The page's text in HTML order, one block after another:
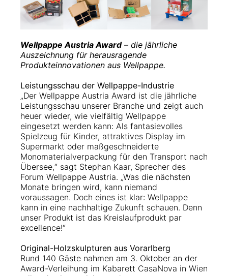
Wellpappe Austria Award– die jährliche
Auszeichnung für herausragende
Produkteinnovationen aus Wellpappe.
Leistungsschau der Wellpappe-Industrie
„Der Wellpappe Austria Award ist die jährliche
Leistungsschau unserer Branche und zeigt auch
heuer wieder, wie vielfältig Wellpappe
eingesetzt werden kann: Als fantasievolles
Spielzeug für Kinder, attraktives Display im
Supermarkt oder maßgeschneiderte
Monomaterialverpackung für den Transport nach
Übersee,“ sagt Stephan Kaar, Sprecher des
Forum Wellpappe Austria. „Was die nächsten
Monate bringen wird, kann niemand
voraussagen. Doch eines ist klar: Wellpappe
kann in eine nachhaltige Zukunft schauen. Denn
unser Produkt ist das Kreislaufprodukt par
excellence!“
Original-Holzskulpturen aus Vorarlberg
Rund 140 Gäste nahmen am 3. Oktober an der
Award-Verleihung im Kabarett CasaNova in Wien